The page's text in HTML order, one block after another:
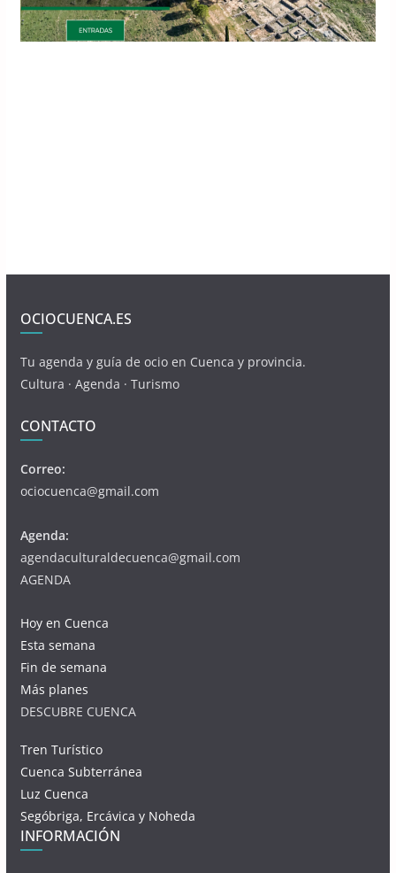
OCIOCUENCA.ES
Tu agenda y guía de ocio en Cuenca y provincia.
Cultura · Agenda · Turismo
CONTACTO
Correo:
ociocuenca@gmail.com
Agenda:
agendaculturaldecuenca@gmail.com
AGENDA
Hoy en Cuenca
Esta semana
Fin de semana
Más planes
DESCUBRE CUENCA
Tren Turístico
Cuenca Subterránea
Luz Cuenca
Segóbriga, Ercávica y Noheda
INFORMACIÓN